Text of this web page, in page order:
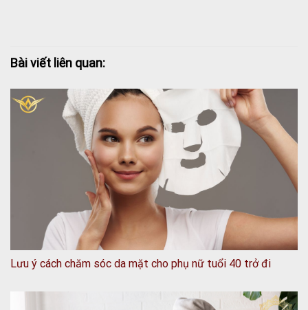
Bài viết liên quan:
Lưu ý cách chăm sóc da mặt cho phụ nữ tuổi 40 trở đi